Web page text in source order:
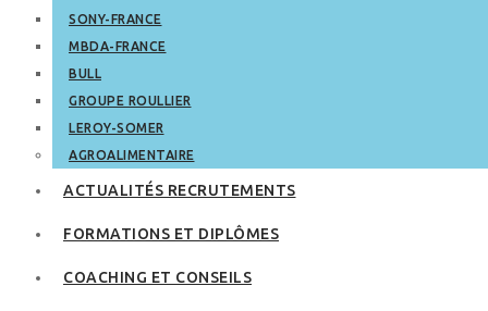
SONY-FRANCE
MBDA-FRANCE
BULL
GROUPE ROULLIER
LEROY-SOMER
AGROALIMENTAIRE
ACTUALITÉS RECRUTEMENTS
FORMATIONS ET DIPLÔMES
COACHING ET CONSEILS